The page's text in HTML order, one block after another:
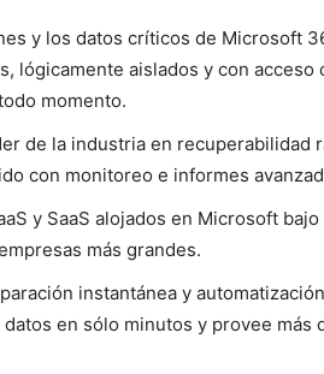
y los datos críticos de Microsoft
lógicamente aislados y con acceso
momento.
de la industria en recuperabilidad
con monitoreo e informes
y SaaS alojados en Microsoft
más grandes.
instantánea y
en sólo minutos y provee más